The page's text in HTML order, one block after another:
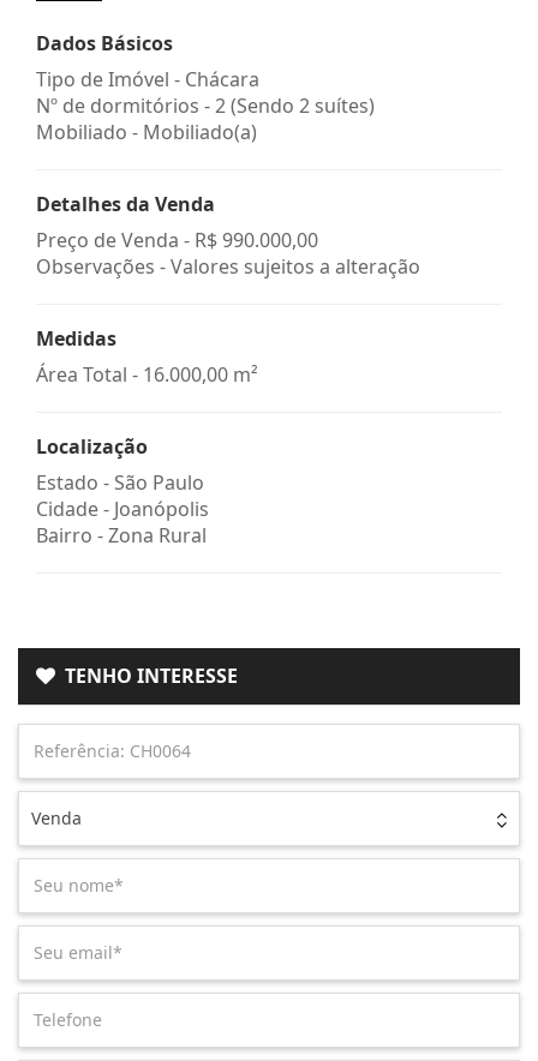
Dados Básicos
Tipo de Imóvel - Chácara
Nº de dormitórios - 2 (Sendo 2 suítes)
Mobiliado - Mobiliado(a)
Detalhes da Venda
Preço de Venda - R$ 990.000,00
Observações - Valores sujeitos a alteração
Medidas
Área Total - 16.000,00 m²
Localização
Estado -São Paulo
Cidade - Joanópolis
Bairro -Zona Rural
TENHO INTERESSE
Venda